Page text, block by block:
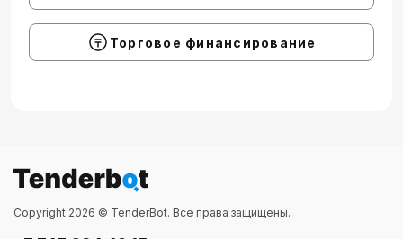
Торговое финансирование
Copyright 2026 © TenderBot. Все права защищены.